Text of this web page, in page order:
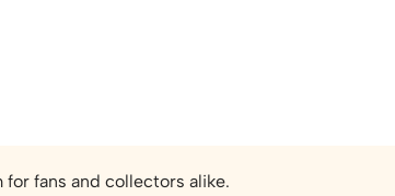
fans and collectors alike.